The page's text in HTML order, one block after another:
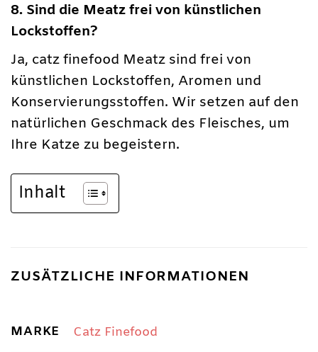
8. Sind die Meatz frei von künstlichen
Lockstoffen?
Ja, catz finefood Meatz sind frei von
künstlichen Lockstoffen, Aromen und
Konservierungsstoffen. Wir setzen auf den
natürlichen Geschmack des Fleisches, um
Ihre Katze zu begeistern.
Inhalt
ZUSÄTZLICHE INFORMATIONEN
MARKE Catz Finefood